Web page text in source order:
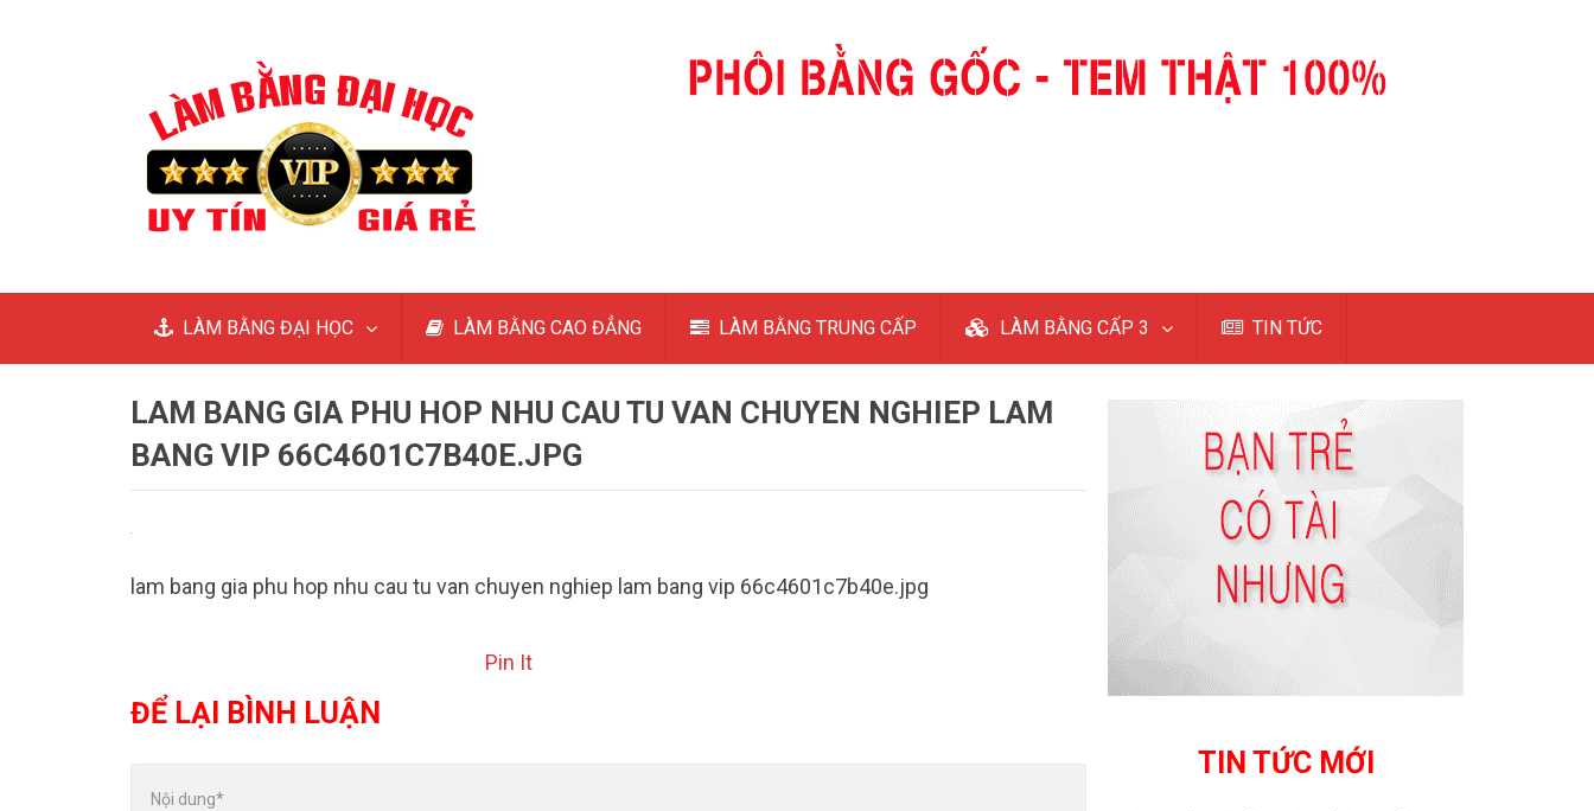
LÀM BẰNG ĐẠI HỌC LÀM BẰNG CAO ĐẲNG LÀM BẰNG TRUNG CẤP LÀM BẰNG CẤP 3 TIN TỨC
LAM BANG GIA PHU HOP NHU CAU TU VAN CHUYEN NGHIEP LAM
BANG VIP 66C4601C7B40E.JPG
lam bang gia phu hop nhu cau tu van chuyen nghiep lam bang vip 66c4601c7b40e.jpg
Pin It
ĐỂ LẠI BÌNH LUẬN
TIN TỨC MỚI